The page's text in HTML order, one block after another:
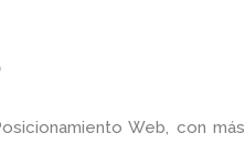
Web, con más